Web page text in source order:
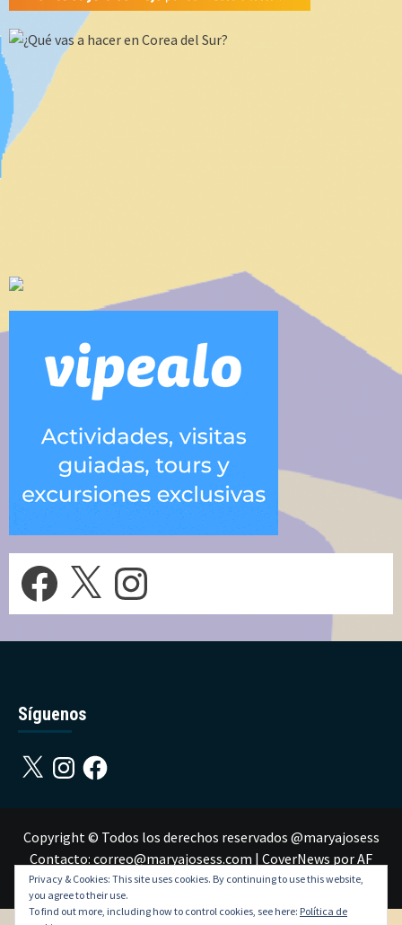
Facebook Instagram
Síguenos
X InstagramFacebook
Copyright © Todos los derechos reservados @maryajosess
Contacto: correo@maryajosess.com | CoverNews por AF
themes.
Privacy & Cookies: This site uses cookies. By continuing to use this website,
you agree to their use.
To find out more, including how to control cookies, see here: Política de